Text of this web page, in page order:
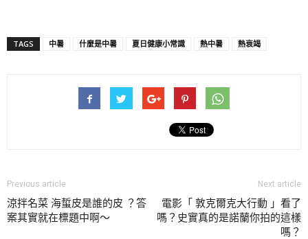
TAGS 中暑 什麼是中暑 夏日健康小常識 熱中暑 熱衰竭
Previous article
涼拌名菜 海蜇皮是誰的皮 ？答
案其實就在標題中啊～
Next article
電影「 敦克爾克大行動 」看了
嗎？史實真的是諾蘭你拍的這樣
嗎？